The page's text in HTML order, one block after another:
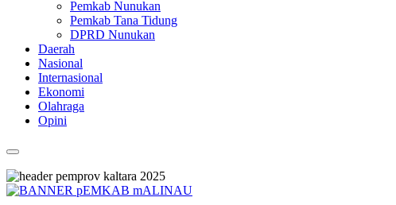
Pemkab Nunukan
Pemkab Tana Tidung
DPRD Nunukan
Daerah
Nasional
Internasional
Ekonomi
Olahraga
Opini